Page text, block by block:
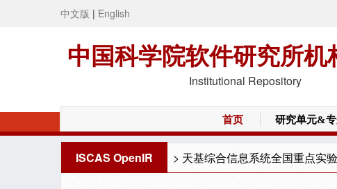
中文版 | English
中国科学院软件研究所机
Institutional Repository
首页 研究单元&
ISCAS OpenIR > 天基综合信息系统全国重点实